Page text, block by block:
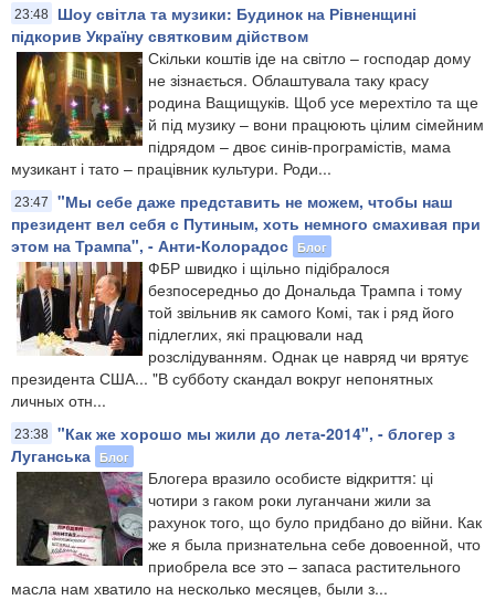
23:48
Шоу світла та музики: Будинок на Рівненщині
підкорив Україну святковим дійством
Скільки коштів іде на світло – господар дому
не зізнається. Облаштувала таку красу
родина Ващищуків. Щоб усе мерехтіло та ще
й під музику – вони працюють цілим сімейним
підрядом – двоє синів-програмістів, мама
музикант і тато – працівник культури. Роди...
23:47
"Мы себе даже представить не можем, чтобы наш
президент вел себя с Путиным, хоть немного смахивая при
этом на Трампа", - Анти-Колорадос Блог
ФБР швидко і щільно підібралося
безпосередньо до Дональда Трампа і тому
той звільнив як самого Комі, так і ряд його
підлеглих, які працювали над
розслідуванням. Однак це навряд чи врятує
президента США... "В субботу скандал вокруг непонятных
личных отн...
23:38 "Как же хорошо мы жили до лета-2014", - блогер з
Луганська Блог
Блогера вразило особисте відкриття: ці
чотири з гаком роки луганчани жили за
рахунок того, що було придбано до війни. Как
же я была признательна себе довоенной, что
приобрела все это – запаса растительного
масла нам хватило на несколько месяцев, были з...